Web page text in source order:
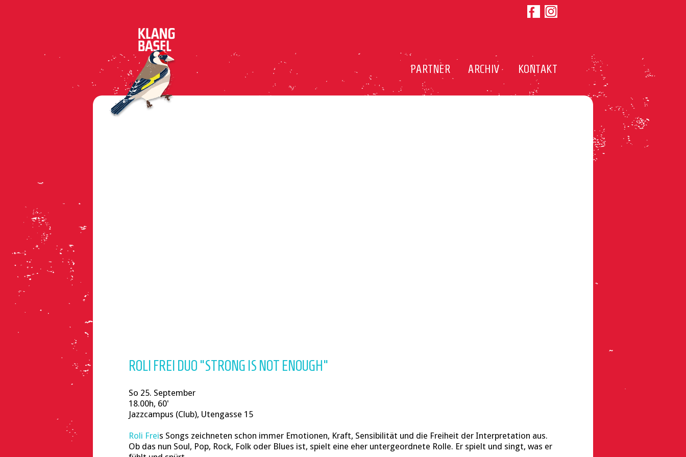
PARTNER ARCHIV KONTAKT
ROLI FREI DUO "STRONG IS NOT ENOUGH"
So 25. September
18.00h, 60'
Jazzcampus (Club), Utengasse 15
Roli Freis Songs zeichneten schon immer Emotionen, Kraft, Sensibilität und die Freiheit der Interpretation aus.
Ob das nun Soul, Pop, Rock, Folk oder Blues ist, spielt eine eher untergeordnete Rolle. Er spielt und singt, was er